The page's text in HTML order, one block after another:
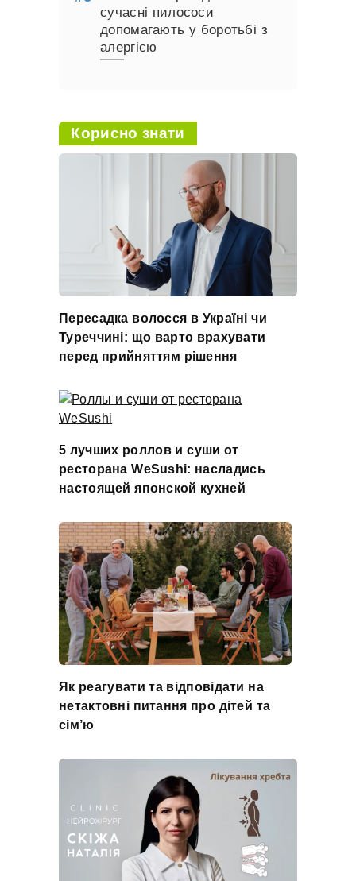
сучасні пилососи
допомагають у боротьбі з
алергією
Корисно знати
Пересадка волосся в Україні чи
Туреччині: що варто врахувати
перед прийняттям рішення
5 лучших роллов и суши от
ресторана WeSushi: насладись
настоящей японской кухней
Як реагувати та відповідати на
нетактовні питання про дітей та
сім’ю